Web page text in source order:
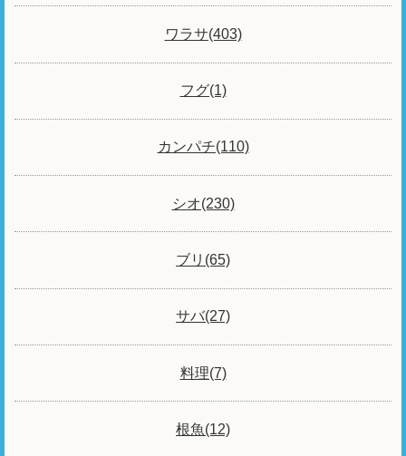
ワラサ(403)
フグ(1)
カンパチ(110)
シオ(230)
ブリ(65)
サバ(27)
料理(7)
根魚(12)